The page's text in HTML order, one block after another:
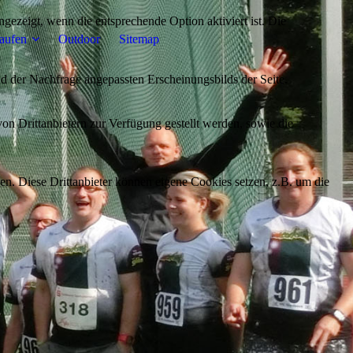
Outdoor Sitemap
wenn die entsprechende Option aktiviert ist. Die
Nachfrage angepassten Erscheinungsbilds der Seite.
Drittanbietern zur Verfügung gestellt werden, sowie die
Diese Drittanbieter können eigene Cookies setzen, z.B. um die